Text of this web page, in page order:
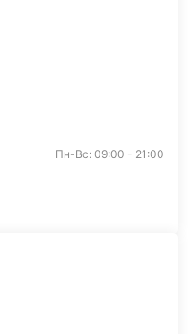
Пн-Вс: 09:00 - 21:00